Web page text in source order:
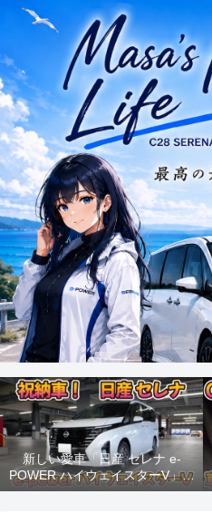
新しい愛車「日産 セレナ e-
POWER ハイウェイスターV」納
車！